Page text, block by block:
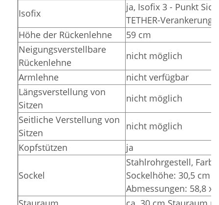
Isofix
ja, Isofix 3 - Punkt
TETHER-
Höhe der Rückenlehne
59 cm
Neigungsverstellbare
Rückenlehne
nicht möglich
Armlehne
nicht verfügbar
Längsverstellung von
Sitzen
nicht möglich
Seitliche Verstellung von
Sitzen
nicht möglich
Kopfstützen
ja
Sockel
Stahlrohrgestell,
Sockelhöhe: 30,5 cm
Abmessungen: 58,8 x